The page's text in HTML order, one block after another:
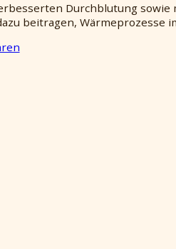
Durchblutung
beitragen,